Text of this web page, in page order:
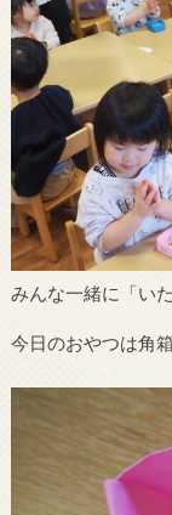
みんな一緒に「い
今日のおやつは角